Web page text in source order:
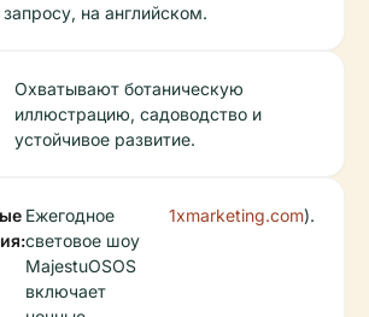
запросу, на английском.
Охватывают ботаническую
иллюстрацию, садоводство и
устойчивое развитие.
Ежегодное
световое шоу
MajestuOSOS
включает
1xmarketing.com).